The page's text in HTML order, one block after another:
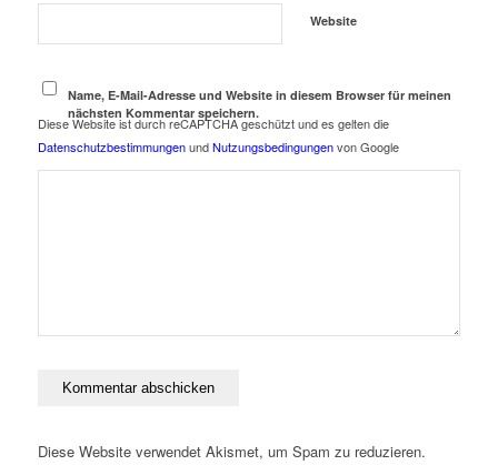
Website
Name, E-Mail-Adresse und Website in diesem Browser für meinen
nächsten Kommentar speichern.
Diese Website ist durch reCAPTCHA geschützt und es gelten die
DatenschutzbestimmungenundNutzungsbedingungenvon Google
Diese Website verwendet Akismet, um Spam zu reduzieren.